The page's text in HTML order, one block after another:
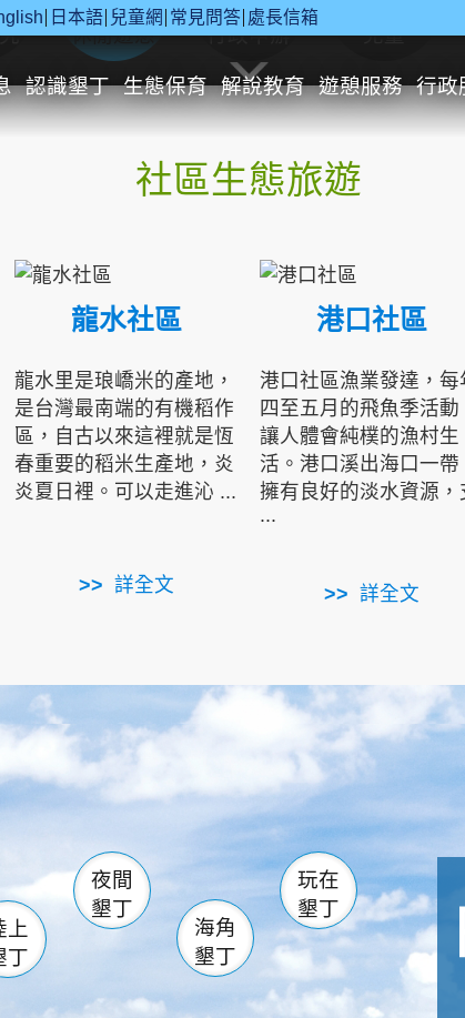
日本語 兒童網 常見問答 處長信箱
認識墾丁 生態保育 解說教育 遊憩服務 行政
休閒遊憩 行政申辦 兒童
社區生態旅遊
龍水社區
龍水里是琅嶠米的產地，
是台灣最南端的有機稻作
區，自古以來這裡就是恆
春重要的稻米生產地，炎
炎夏日裡。可以走進沁 ...
詳全文
港口社區
港口社區漁業發達，每
四至五月的飛魚季活動
讓人體會純樸的漁村生
活。港口溪出海口一帶
擁有良好的淡水資源，
...
詳全文
南仁湖
滿州 佳樂水
森林遊樂區
墾管處遊客中心
社頂公園 風吹沙
船帆石 龍磐公園
香蕉灣 龍坑
鵝鑾鼻
上
丁
夜間
墾丁
海角
墾丁
玩在
墾丁